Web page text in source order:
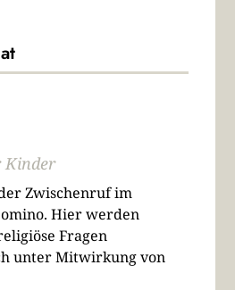
Kinder
Zwischenruf im
Hier werden
Fragen
unter Mitwirkung von